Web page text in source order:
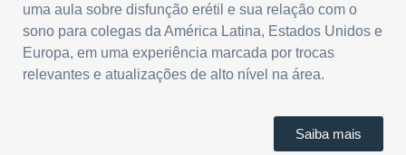
uma aula sobre disfunção erétil e sua relação com o
sono para colegas da América Latina, Estados Unidos e
Europa, em uma experiência marcada por trocas
relevantes e atualizações de alto nível na área.
Saiba mais